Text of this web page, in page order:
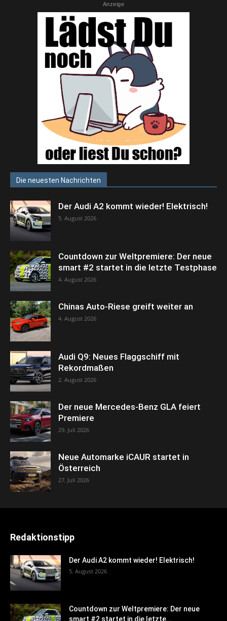
Anzeige
Die neuesten Nachrichten
Der Audi A2 kommt wieder! Elektrisch!
5. August 2026
Countdown zur Weltpremiere: Der neue
smart #2 startet in die letzte Testphase
4. August 2026
Chinas Auto-Riese greift weiter an
4. August 2026
Audi Q9: Neues Flaggschiff mit
Rekordmaßen
2. August 2026
Der neue Mercedes-Benz GLA feiert
Premiere
29. Juli 2026
Neue Automarke iCAUR startet in
Österreich
27. Juli 2026
Redaktionstipp
Der Audi A2 kommt wieder! Elektrisch!
5. August 2026
Countdown zur Weltpremiere: Der neue
smart #2 startet in die letzte...